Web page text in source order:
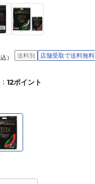
） 送料別 店舗受取で送料無料
12ポイント